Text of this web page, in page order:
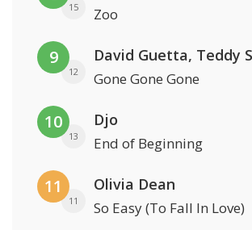
15 Zoo
9
12 Gone Gone Gone
10
13
Djo
End of Beginning
11
11
Olivia Dean
So Easy (To Fall In Love)